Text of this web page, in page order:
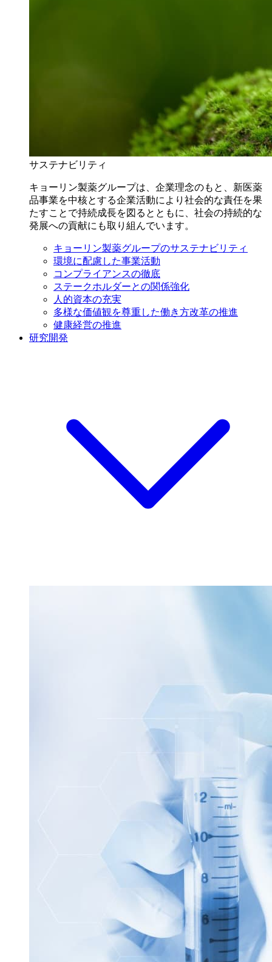
サステナビリティ
キョーリン製薬グループは、企業理念のもと、新医薬
品事業を中核とする企業活動により社会的な責任を果
たすことで持続成長を図るとともに、社会の持続的な
発展への貢献にも取り組んでいます。
キョーリン製薬グループのサステナビリティ
環境に配慮した事業活動
コンプライアンスの徹底
ステークホルダーとの関係強化
人的資本の充実
多様な価値観を尊重した働き方改革の推進
健康経営の推進
研究開発